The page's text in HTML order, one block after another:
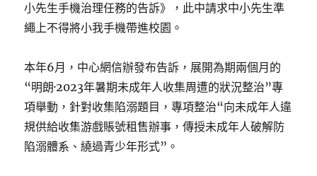
小先生手機治理任務的告訴》，此中請求中小先生準
繩上不得將小我手機帶進校園。
本年6月，中心網信辦發布告訴，展開為期兩個月的
“明朗·2023年暑期未成年人收集周遭的狀況整治”專
項舉動，針對收集陷溺題目，專項整治“向未成年人違
規供給收集游戲賬號租售辦事，傳授未成年人破解防
陷溺體系、繞過青少年形式”。